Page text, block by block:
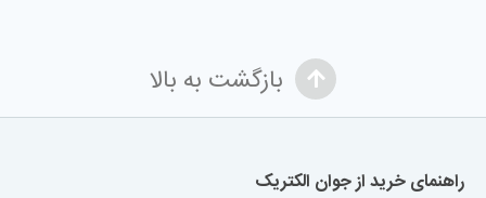
بازگشت به بالا
راهنمای خرید از جوان الکتریک